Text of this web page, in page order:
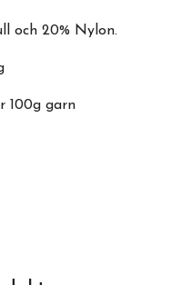
och 20% Nylon.
100g garn